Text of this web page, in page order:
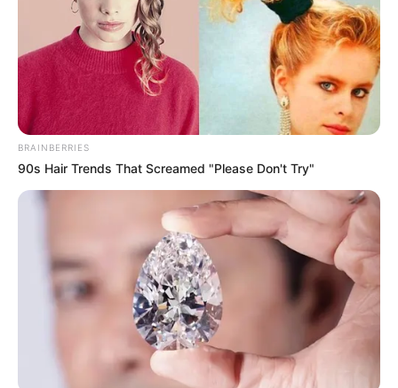
LIHAT ARTIKEL LAINNYA
Beby Tsabina
BRAINBERRIES
90s Hair Trends That Screamed "Please Don't Try"